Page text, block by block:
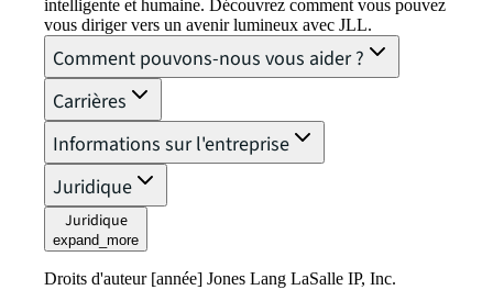
intelligente et humaine. Découvrez comment vous pouvez
vous diriger vers un avenir lumineux avec JLL.
Comment pouvons-nous vous aider ?
Carrières
Informations sur l'entreprise
Juridique
Juridique
expand_more
Droits d'auteur [année] Jones Lang LaSalle IP, Inc.